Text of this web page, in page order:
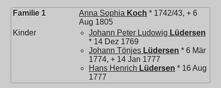
Familie 1 Anna Sophia Koch * 1742/43, + 6
Aug 1805
Kinder
Johann Peter Ludowig Lüdersen
* 14 Dez 1769
Johann Tönjes Lüdersen * 6 Mär
1774, + 14 Jan 1777
Hans Henrich Lüdersen * 16 Aug
1777